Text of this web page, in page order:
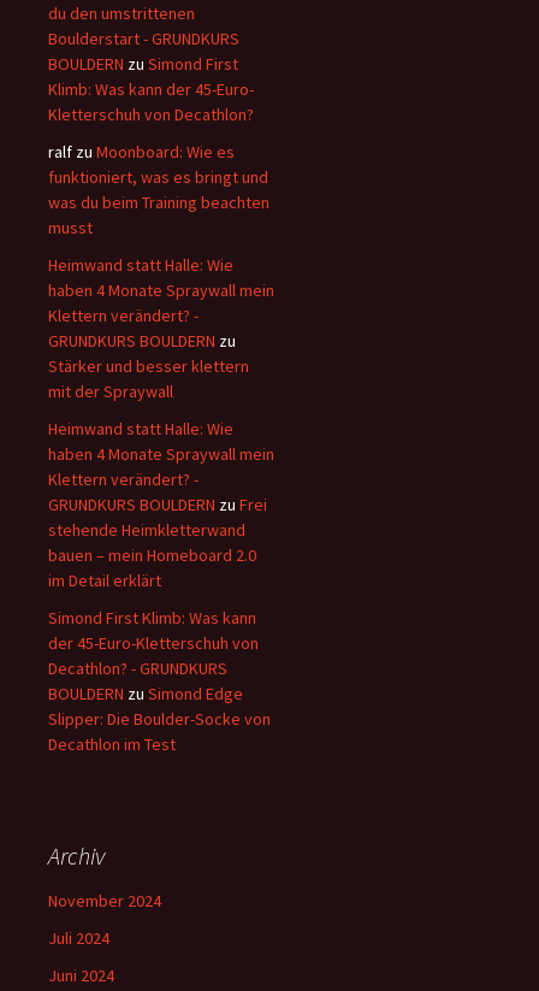
du den umstrittenen
Boulderstart - GRUNDKURS
BOULDERN zu Simond First
Klimb: Was kann der 45-Euro-
Kletterschuh von Decathlon?
ralf zu Moonboard: Wie es
funktioniert, was es bringt und
was du beim Training beachten
musst
Heimwand statt Halle: Wie
haben 4 Monate Spraywall mein
Klettern verändert? -
GRUNDKURS BOULDERN zu
Stärker und besser klettern
mit der Spraywall
Heimwand statt Halle: Wie
haben 4 Monate Spraywall mein
Klettern verändert? -
GRUNDKURS BOULDERN zu Frei
stehende Heimkletterwand
bauen – mein Homeboard 2.0
im Detail erklärt
Simond First Klimb: Was kann
der 45-Euro-Kletterschuh von
Decathlon? - GRUNDKURS
BOULDERN zu Simond Edge
Slipper: Die Boulder-Socke von
Decathlon im Test
Archiv
November 2024
Juli 2024
Juni 2024